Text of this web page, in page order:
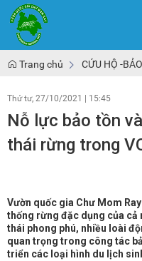
Trang chủ CỨU HỘ -
Thứ tư, 27/10/2021 15:45
Nỗ lực bảo tồn
thái rừng trong
Vườn quốc gia Chư Mom
thống rừng đặc dụng của cả
thái phong phú, nhiều loài
quan trọng trong công tác
triển các loại hình du lịch